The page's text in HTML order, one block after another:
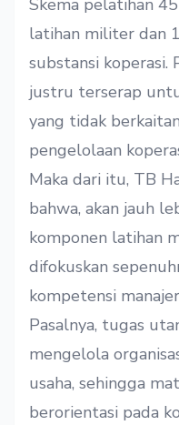
Skema pelatihan
latihan militer dan
substansi koperasi.
justru terserap
yang tidak
pengelolaan
Maka dari itu, TB
bahwa, akan jauh
komponen latihan
difokuskan
kompetensi
Pasalnya, tugas
mengelola
usaha, sehingga
berorientasi pada